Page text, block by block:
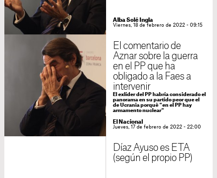
Alba Solé Ingla
Viernes, 18 de febrero de 2022 - 09:15
El comentario de
Aznar sobre la guerra
en el PP que ha
obligado a la Faes a
intervenir
El exlíder del PP habría considerado el
panorama en su partido peor que el
de Ucrania porquè "en el PP hay
armamento nuclear"
El Nacional
Jueves, 17 de febrero de 2022 - 22:00
Díaz Ayuso es ETA
(según el propio PP)